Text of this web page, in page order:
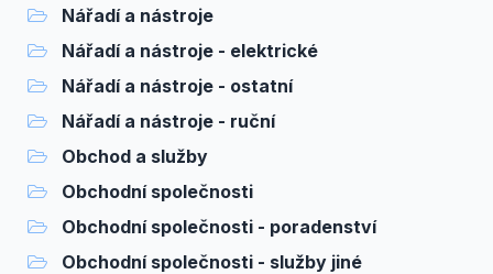
Nářadí a nástroje
Nářadí a nástroje - elektrické
Nářadí a nástroje - ostatní
Nářadí a nástroje - ruční
Obchod a služby
Obchodní společnosti
Obchodní společnosti - poradenství
Obchodní společnosti - služby jiné